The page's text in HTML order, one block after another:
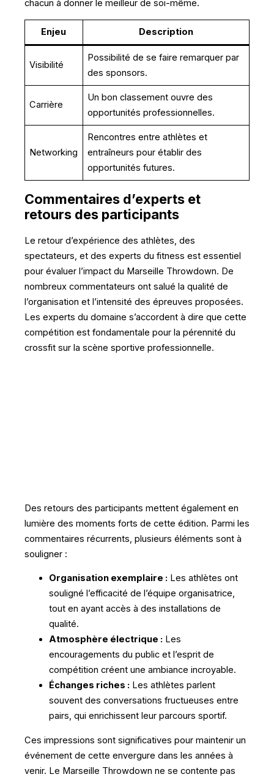
chacun à donner le meilleur de soi-même.
Enjeu Description
Visibilité
Possibilité de se faire remarquer par
des sponsors.
Carrière
Un bon classement ouvre des
opportunités professionnelles.
Networking
Rencontres entre athlètes et
entraîneurs pour établir des
opportunités futures.
Commentaires d’experts et
retours des participants
Le retour d’expérience des athlètes, des
spectateurs, et des experts du fitness est essentiel
pour évaluer l’impact du Marseille Throwdown. De
nombreux commentateurs ont salué la qualité de
l’organisation et l’intensité des épreuves proposées.
Les experts du domaine s’accordent à dire que cette
compétition est fondamentale pour la pérennité du
crossfit sur la scène sportive professionnelle.
Des retours des participants mettent également en
lumière des moments forts de cette édition. Parmi les
commentaires récurrents, plusieurs éléments sont à
souligner :
Organisation exemplaire : Les athlètes ont
souligné l’efficacité de l’équipe organisatrice,
tout en ayant accès à des installations de
qualité.
Atmosphère électrique : Les
encouragements du public et l’esprit de
compétition créent une ambiance incroyable.
Échanges riches : Les athlètes parlent
souvent des conversations fructueuses entre
pairs, qui enrichissent leur parcours sportif.
Ces impressions sont significatives pour maintenir un
événement de cette envergure dans les années à
venir. Le Marseille Throwdown ne se contente pas